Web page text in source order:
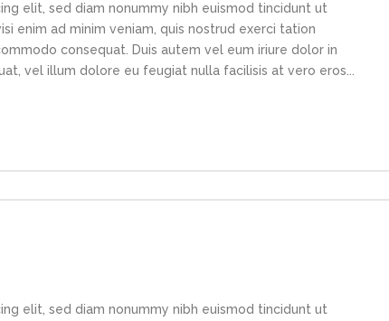
elit, sed diam nonummy nibh euismod tincidunt ut
enim ad minim veniam, quis nostrud exerci tation
consequat. Duis autem vel eum iriure dolor in
vel illum dolore eu feugiat nulla facilisis at vero eros...
elit, sed diam nonummy nibh euismod tincidunt ut